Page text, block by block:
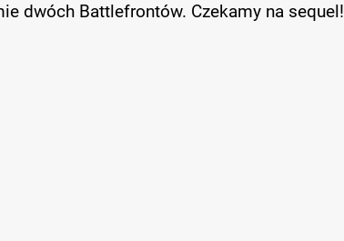
dwóch Battlefrontów. Czekamy na sequel!